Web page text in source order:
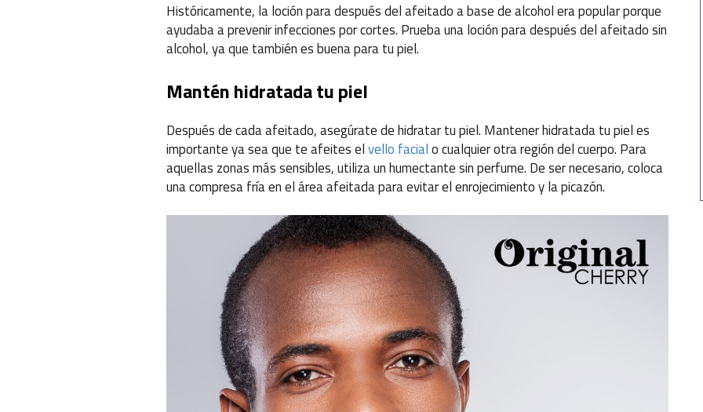
Históricamente, la loción para después del afeitado a base de alcohol era popular porque
ayudaba a prevenir infecciones por cortes. Prueba una loción para después del afeitado sin
alcohol, ya que también es buena para tu piel.
Mantén hidratada tu piel
Después de cada afeitado, asegúrate de hidratar tu piel. Mantener hidratada tu piel es
importante ya sea que te afeites elvello facialo cualquier otra región del cuerpo. Para
aquellas zonas más sensibles, utiliza un humectante sin perfume. De ser necesario, coloca
una compresa fría en el área afeitada para evitar el enrojecimiento y la picazón.